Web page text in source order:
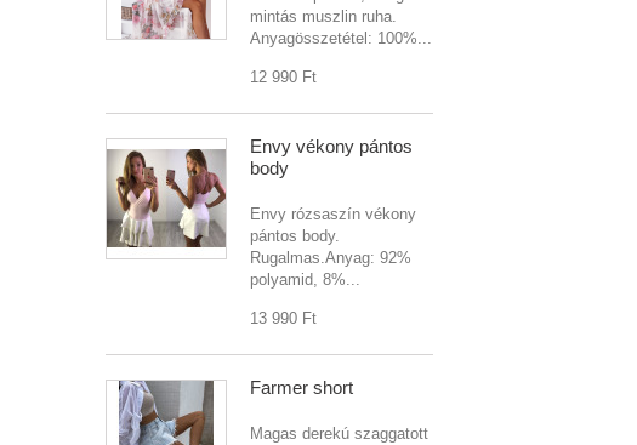
mintás muszlin ruha.
Anyagösszetétel: 100%...
12 990 Ft‎
Envy vékony pántos
body
Envy rózsaszín vékony
pántos body.
Rugalmas.Anyag: 92%
polyamid, 8%...
13 990 Ft‎
Farmer short
Magas derekú szaggatott